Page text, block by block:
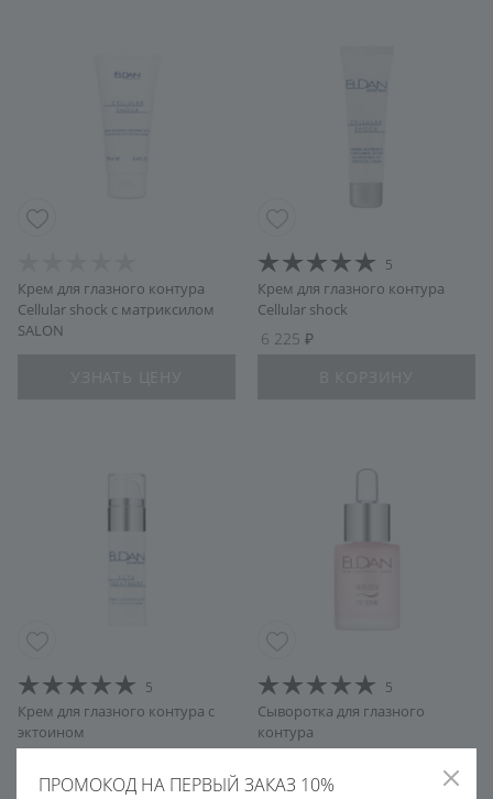
Крем для глазного контура
Cellular shock с матриксилом
SALON
5
Крем для глазного контура
Cellular shock
6 225
5
Крем для глазного контура с
эктоином
5
Сыворотка для глазного
контура
ПРОМОКОД НА ПЕРВЫЙ ЗАКАЗ 10%